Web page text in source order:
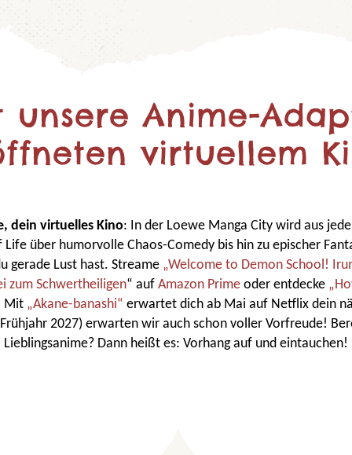
unsere Anime-
virtuellem
dein virtuelles Kino: In der Loewe Manga City wird aus
Life über humorvolle Chaos-Comedy bis hin zu epischer
gerade Lust hast. Streame „Welcome to Demon School!
zum Schwertheiligen“ auf Amazon Primeoder entdecke
Mit „Akane-banashi“ erwartet dich ab Mai auf Netflix dein
2027) erwarten wir auch schon voller Vorfreude!
Lieblingsanime? Dann heißt es: Vorhang auf und eintauchen!